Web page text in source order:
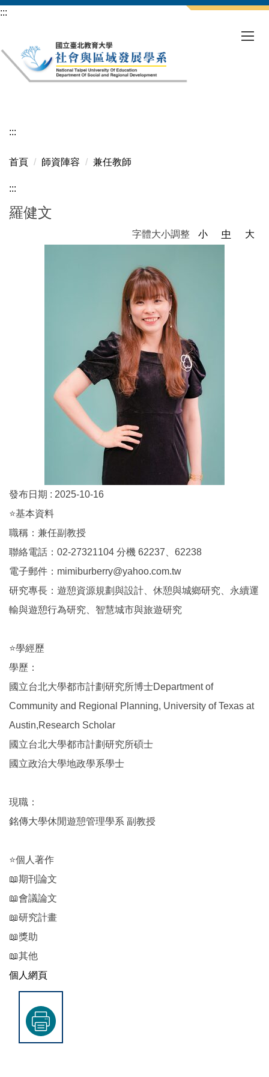
跳
要
內
:::
:::
首頁 師資陣容 兼任教師
:::
羅健文
字體大小調整 小 中 大
發布日期 : 2025-10-16
⭐基本資料
職稱：兼任副教授
聯絡電話：02-27321104 分機 62237、62238
電子郵件：mimiburberry@yahoo.com.tw
研究專長：遊憩資源規劃與設計、休憩與城鄉研究、永續運
輸與遊憩行為研究、智慧城市與旅遊研究
⭐學經歷
學歷：
國立台北大學都市計劃研究所博士Department of
Community and Regional Planning, University of Texas at
Austin,Research Scholar
國立台北大學都市計劃研究所碩士
國立政治大學地政學系學士
現職：
銘傳大學休閒遊憩管理學系 副教授
⭐個人著作
📖期刊論文
📖會議論文
📖研究計畫
📖獎助
📖其他
個人網頁